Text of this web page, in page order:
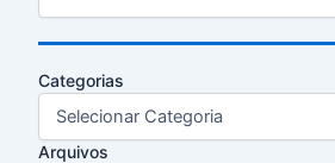
Categorias
Arquivos